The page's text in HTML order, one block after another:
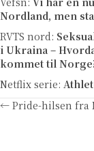
Nordland, men
RVTS nord:
i Ukraina –
kommet til
Netflix serie:
Posts
← Pride-hilsen fra